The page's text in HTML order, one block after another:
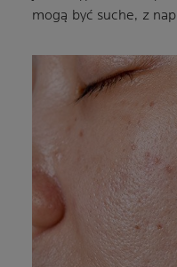
mogą być suche, z